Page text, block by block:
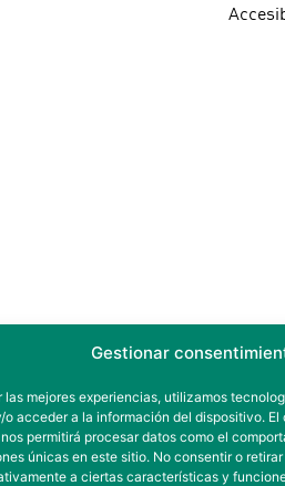
Gestionar
las mejores experiencias, utilizamos
o acceder a la información del dispositivo.
permitirá procesar datos como el
únicas en este sitio. No consentir o
a ciertas características y